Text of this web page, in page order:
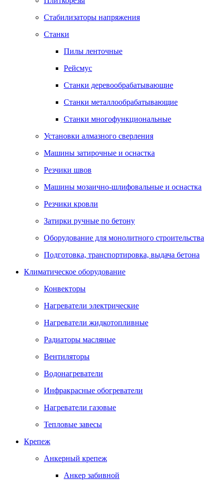
Стабилизаторы напряжения
Станки
Пилы ленточные
Рейсмус
Станки деревообрабатывающие
Станки металлообрабатывающие
Станки многофункциональные
Установки алмазного сверления
Машины затирочные и оснастка
Резчики швов
Машины мозаично-шлифовальные и оснастка
Резчики кровли
Затирки ручные по бетону
Оборудование для монолитного строительства
Подготовка, транспортировка, выдача бетона
Климатическое оборудование
Конвекторы
Нагреватели электрические
Нагреватели жидкотопливные
Радиаторы масляные
Вентиляторы
Водонагреватели
Инфракрасные обогреватели
Нагреватели газовые
Тепловые завесы
Крепеж
Анкерный крепеж
Анкер забивной